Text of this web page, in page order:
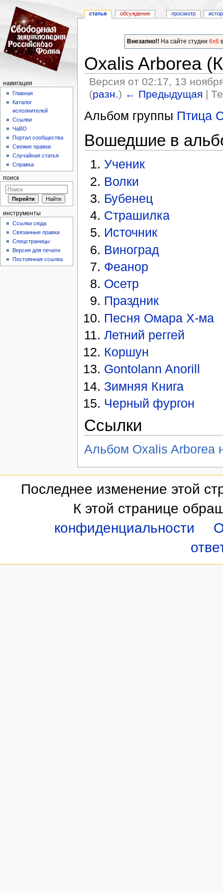
Внезапно!! На сайте студии 6x6
Oxalis Arborea
Версия от 02:17, 13
(разн.) ← Предыдущая |
Альбом группы Птица
Вошедшие в
Ученик
Волки
Бубенец
Страшилка
Источник
Виноград
Феанор
Осетр
Праздник
Песня Омара Х-ма
Летний реггей
Коршун
Gontolann Anorill
Зимняя Книга
Черный фургон
Ссылки
Альбом Oxalis Arborea
статья обсуждение просмотр
навигация
Главная
Каталог
исполнителей
Ссылки
ЧаВО
Портал сообщества
Свежие правки
Случайная статья
Справка
поиск
инструменты
Ссылки сюда
Связанные правки
Спецстраницы
Версия для печати
Постоянная ссылка
Последнее изменение этой
К этой странице
конфиденциальности